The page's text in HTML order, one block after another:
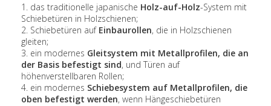
1. das traditionelle japanische Holz-auf-Holz-System mit
Schiebetüren in Holzschienen;
2. Schiebetüren auf Einbaurollen, die in Holzschienen
gleiten;
3. ein modernes Gleitsystem mit Metallprofilen, die an
der Basis befestigt sind, und Türen auf
höhenverstellbaren Rollen;
4. ein modernes Schiebesystem auf Metallprofilen, die
oben befestigt werden, wenn Hängeschiebetüren